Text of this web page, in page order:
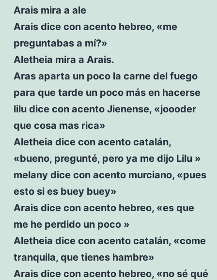
Arais mira a ale
Arais dice con acento hebreo, «me
preguntabas a mí?»
Aletheia mira a Arais.
Aras aparta un poco la carne del fuego
para que tarde un poco más en hacerse
lilu dice con acento Jienense, «joooder
que cosa mas rica»
Aletheia dice con acento catalán,
«bueno, pregunté, pero ya me dijo Lilu »
melany dice con acento murciano, «pues
esto si es buey buey»
Arais dice con acento hebreo, «es que
me he perdido un poco »
Aletheia dice con acento catalán, «come
tranquila, que tienes hambre»
Arais dice con acento hebreo, «no sé qué